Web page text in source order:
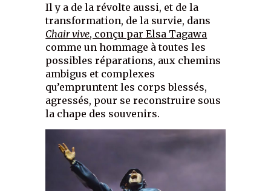
Il y a de la révolte aussi, et de la
transformation, de la survie, dans
Chair vive, conçu par Elsa Tagawa
comme un hommage à toutes les
possibles réparations, aux chemins
ambigus et complexes
qu’empruntent les corps blessés,
agressés, pour se reconstruire sous
la chape des souvenirs.